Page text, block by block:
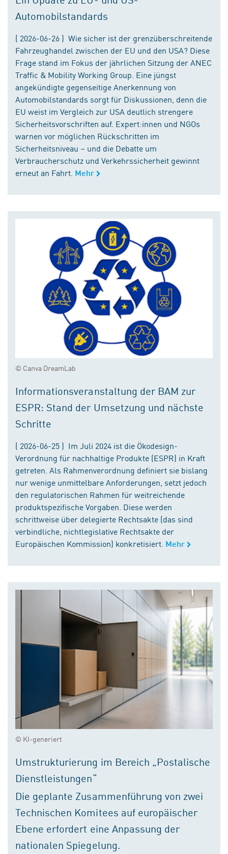
Automobilstandards
( 2026-06-26 ) Wie sicher ist der grenzüberschreitende
Fahrzeughandel zwischen der EU und den USA? Diese
Frage stand im Fokus der jährlichen Sitzung der ANEC
Traffic & Mobility Working Group. Eine jüngst
angekündigte gegenseitige Anerkennung von
Automobilstandards sorgt für Diskussionen, denn die
EU weist im Vergleich zur USA deutlich strengere
Sicherheitsvorschriften auf. Expert:innen und NGOs
warnen vor möglichen Rückschritten im
Sicherheitsniveau – und die Debatte um
Verbraucherschutz und Verkehrssicherheit gewinnt
erneut an Fahrt. Mehr
© Canva DreamLab
Informationsveranstaltung der BAM zur
ESPR: Stand der Umsetzung und nächste
Schritte
( 2026-06-25 ) Im Juli 2024 ist die Ökodesign-
Verordnung für nachhaltige Produkte (ESPR) in Kraft
getreten. Als Rahmenverordnung definiert sie bislang
nur wenige unmittelbare Anforderungen, setzt jedoch
den regulatorischen Rahmen für weitreichende
produktspezifische Vorgaben. Diese werden
schrittweise über delegierte Rechtsakte (das sind
verbindliche, nichtlegislative Rechtsakte der
Europäischen Kommission) konkretisiert. Mehr
© KI-generiert
Umstrukturierung im Bereich „Postalische
Dienstleistungen“
Die geplante Zusammenführung von zwei
Technischen Komitees auf europäischer
Ebene erfordert eine Anpassung der
nationalen Spiegelung.